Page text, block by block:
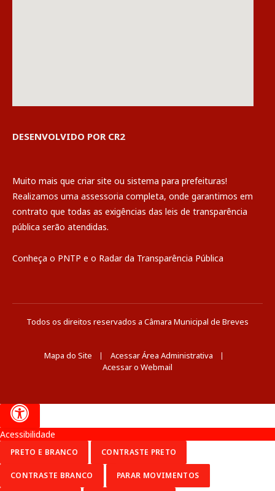
DESENVOLVIDO POR CR2
Muito mais que criar site ou sistema para prefeituras!
Realizamos uma assessoria completa, onde garantimos em
contrato que todas as exigências das leis de transparência
pública serão atendidas.
Conheça o PNTP e o Radar da Transparência Pública
Todos os direitos reservados a Câmara Municipal de Breves
Mapa do Site
Acessar Área Administrativa
Acessar o Webmail
Acessibilidade
PRETO E BRANCO CONTRASTE PRETO
CONTRASTE BRANCO PARAR MOVIMENTOS